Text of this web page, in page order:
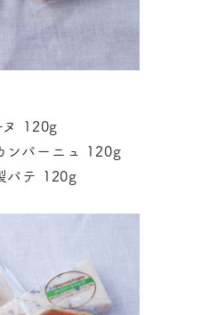
120g
ンパーニュ 120g
パテ 120g